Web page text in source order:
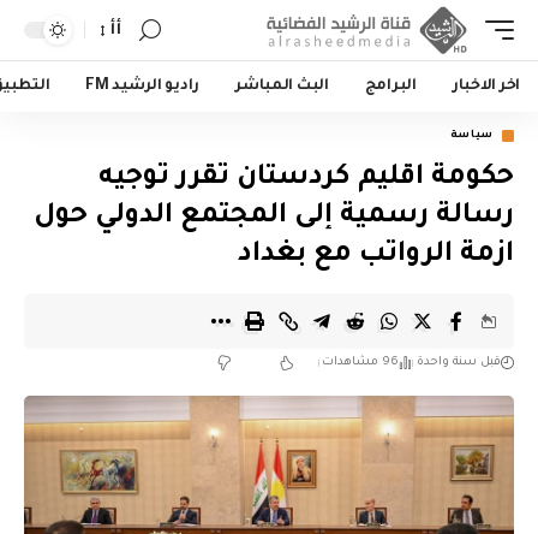
أأ
اخر الاخبار البرامج البث المباشر راديو الرشيد FM
سياسة
حكومة اقليم كردستان تقرر توجيه
رسالة رسمية إلى المجتمع الدولي حول
ازمة الرواتب مع بغداد
قبل سنة واحدة 96 مشاهدات